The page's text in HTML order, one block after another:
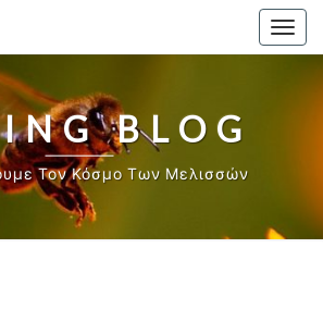
BLOG
Τον Κόσμο Των Μελισσών